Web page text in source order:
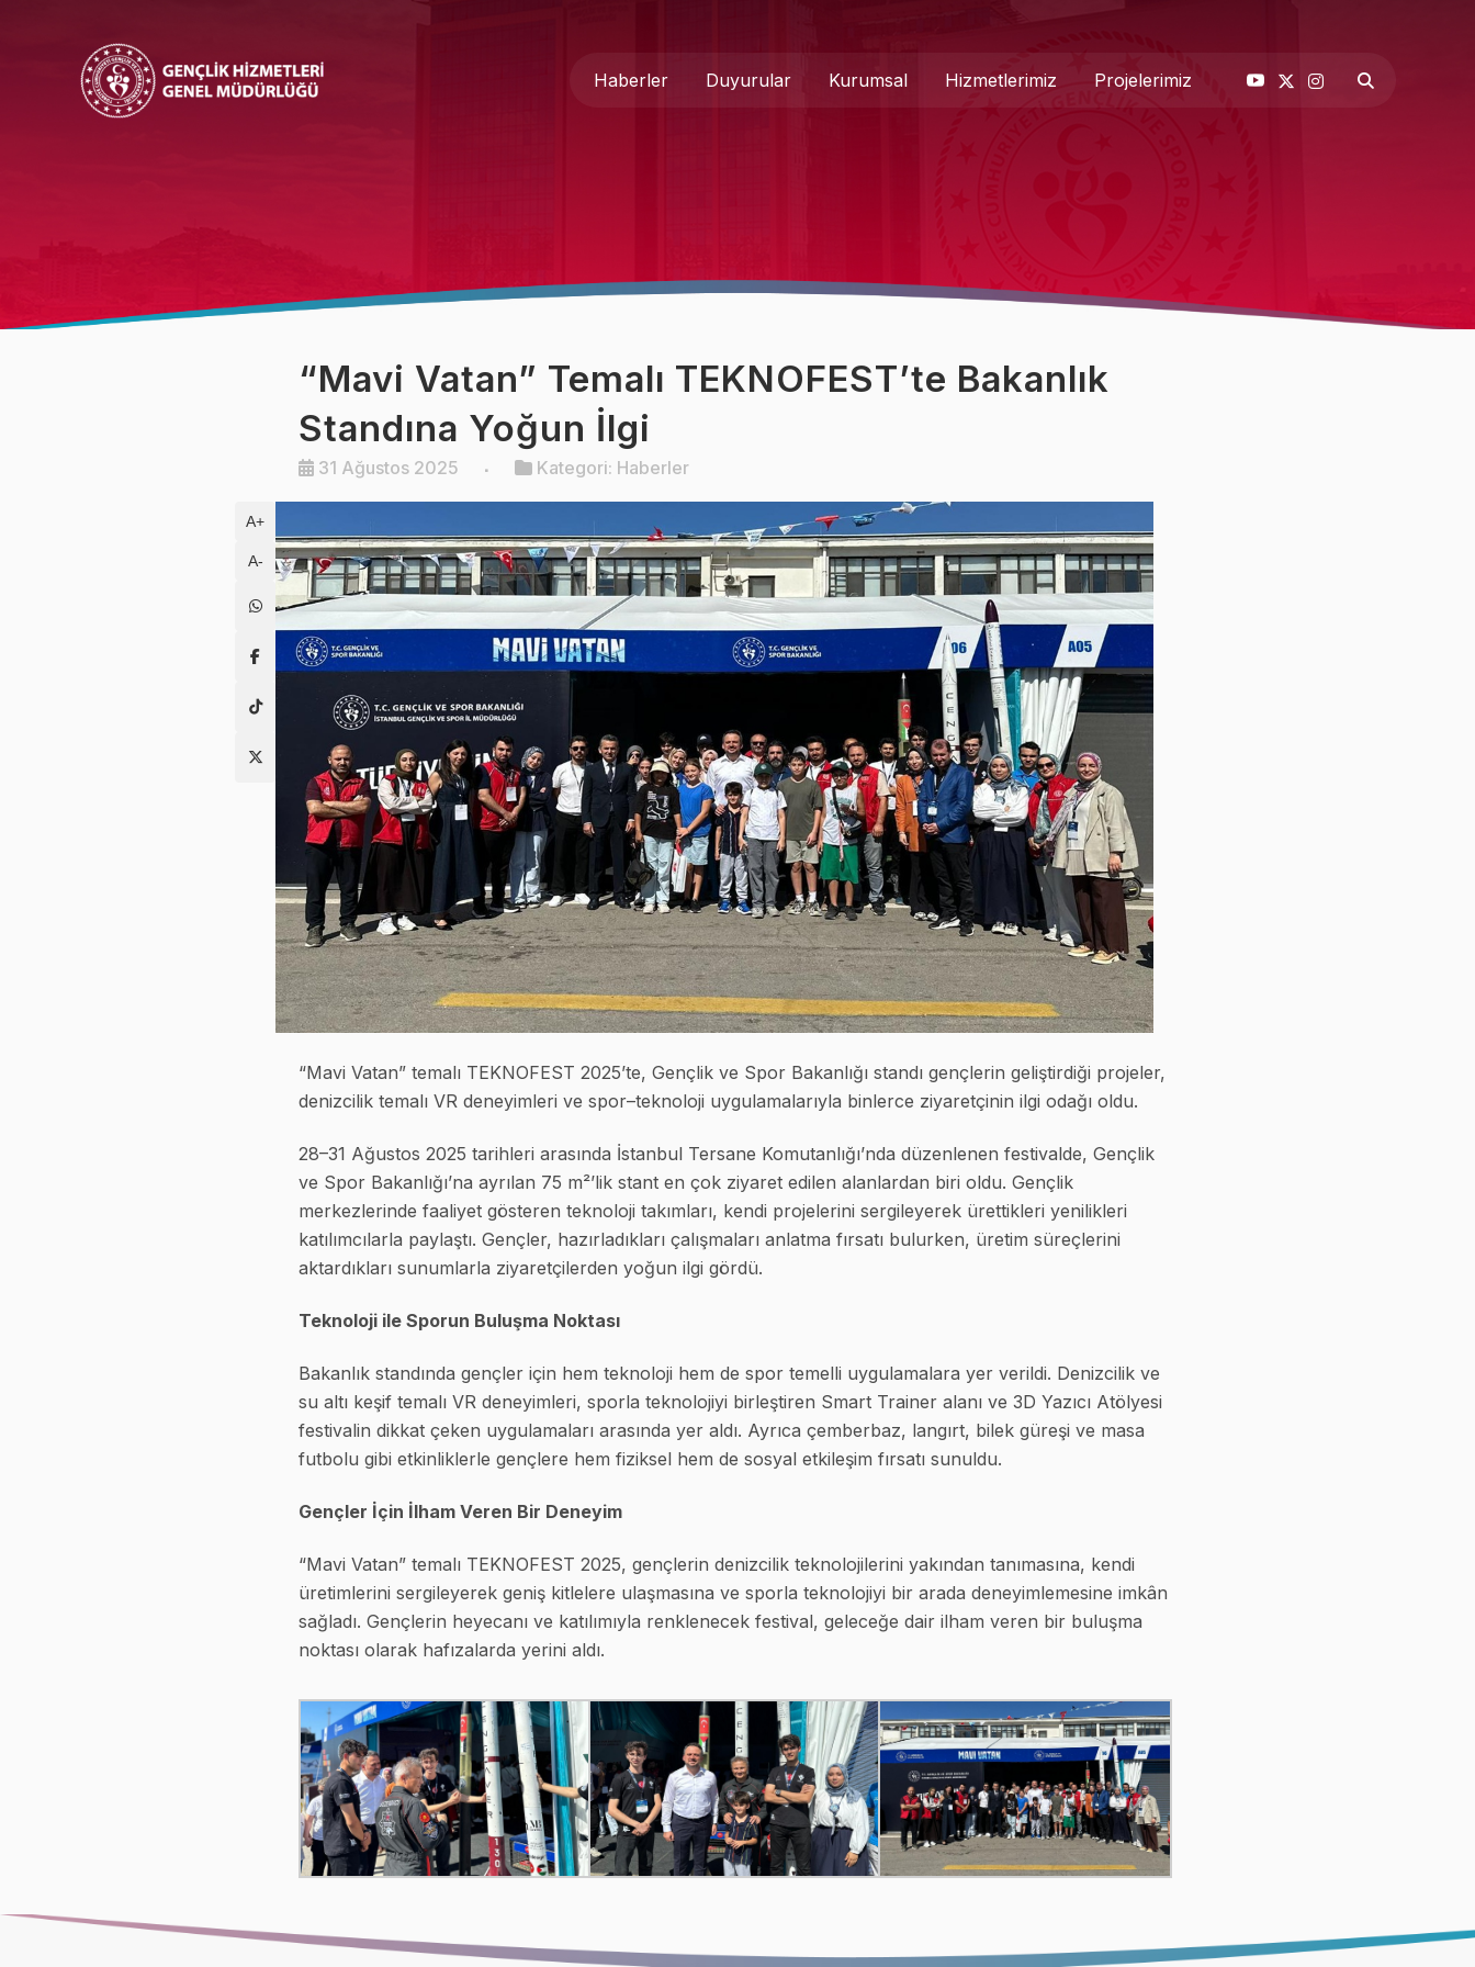
Haberler Duyurular Kurumsal
Kurumsal Kimlik
Hizmetlerimiz Projelerimiz
“Mavi Vatan” Temalı TEKNOFEST’te Bakanlık
Standına Yoğun İlgi
31 Ağustos 2025 Kategori: Haberler
A+
A-
“Mavi Vatan” temalı TEKNOFEST 2025’te, Gençlik ve Spor Bakanlığı standı gençlerin geliştirdiği projeler,
denizcilik temalı VR deneyimleri ve spor–teknoloji uygulamalarıyla binlerce ziyaretçinin ilgi odağı oldu.
28–31 Ağustos 2025 tarihleri arasında İstanbul Tersane Komutanlığı’nda düzenlenen festivalde, Gençlik
ve Spor Bakanlığı’na ayrılan 75 m²’lik stant en çok ziyaret edilen alanlardan biri oldu. Gençlik
merkezlerinde faaliyet gösteren teknoloji takımları, kendi projelerini sergileyerek ürettikleri yenilikleri
katılımcılarla paylaştı. Gençler, hazırladıkları çalışmaları anlatma fırsatı bulurken, üretim süreçlerini
aktardıkları sunumlarla ziyaretçilerden yoğun ilgi gördü.
Teknoloji ile Sporun Buluşma Noktası
Bakanlık standında gençler için hem teknoloji hem de spor temelli uygulamalara yer verildi. Denizcilik ve
su altı keşif temalı VR deneyimleri, sporla teknolojiyi birleştiren Smart Trainer alanı ve 3D Yazıcı Atölyesi
festivalin dikkat çeken uygulamaları arasında yer aldı. Ayrıca çemberbaz, langırt, bilek güreşi ve masa
futbolu gibi etkinliklerle gençlere hem fiziksel hem de sosyal etkileşim fırsatı sunuldu.
Gençler İçin İlham Veren Bir Deneyim
“Mavi Vatan” temalı TEKNOFEST 2025, gençlerin denizcilik teknolojilerini yakından tanımasına, kendi
üretimlerini sergileyerek geniş kitlelere ulaşmasına ve sporla teknolojiyi bir arada deneyimlemesine imkân
sağladı. Gençlerin heyecanı ve katılımıyla renklenecek festival, geleceğe dair ilham veren bir buluşma
noktası olarak hafızalarda yerini aldı.